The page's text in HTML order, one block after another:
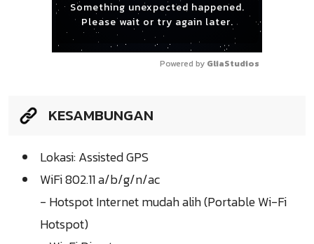
Something unexpected happened.
Please wait or try again later.
Powered by GliaStudios
KESAMBUNGAN
Lokasi: Assisted GPS
WiFi 802.11 a/b/g/n/ac
- Hotspot Internet mudah alih (Portable Wi-Fi
Hotspot)